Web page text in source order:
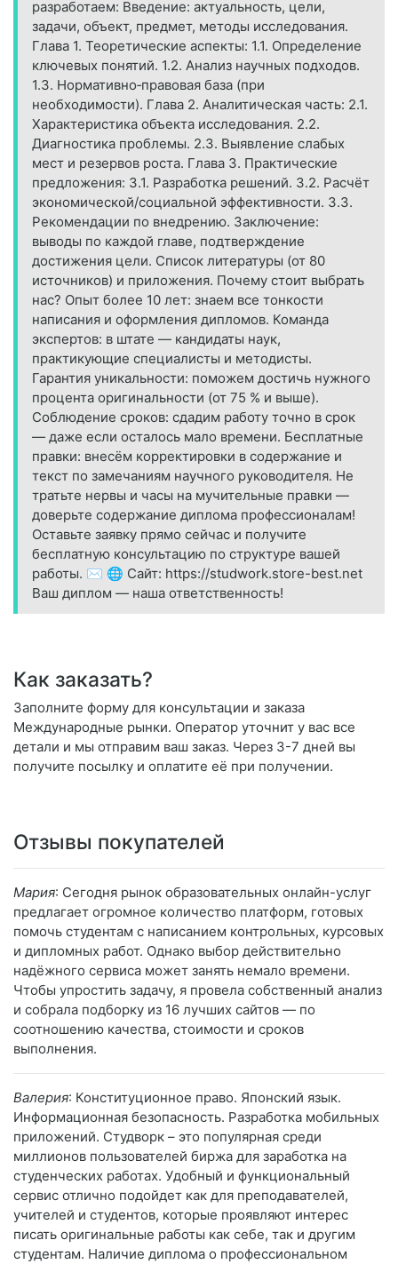
разработаем: Введение: актуальность, цели,
задачи, объект, предмет, методы исследования.
Глава 1. Теоретические аспекты: 1.1. Определение
ключевых понятий. 1.2. Анализ научных подходов.
1.3. Нормативно‑правовая база (при
необходимости). Глава 2. Аналитическая часть: 2.1.
Характеристика объекта исследования. 2.2.
Диагностика проблемы. 2.3. Выявление слабых
мест и резервов роста. Глава 3. Практические
предложения: 3.1. Разработка решений. 3.2. Расчёт
экономической/социальной эффективности. 3.3.
Рекомендации по внедрению. Заключение:
выводы по каждой главе, подтверждение
достижения цели. Список литературы (от 80
источников) и приложения. Почему стоит выбрать
нас? Опыт более 10 лет: знаем все тонкости
написания и оформления дипломов. Команда
экспертов: в штате — кандидаты наук,
практикующие специалисты и методисты.
Гарантия уникальности: поможем достичь нужного
процента оригинальности (от 75 % и выше).
Соблюдение сроков: сдадим работу точно в срок
— даже если осталось мало времени. Бесплатные
правки: внесём корректировки в содержание и
текст по замечаниям научного руководителя. Не
тратьте нервы и часы на мучительные правки —
доверьте содержание диплома профессионалам!
Оставьте заявку прямо сейчас и получите
бесплатную консультацию по структуре вашей
работы. ✉️ 🌐 Сайт: https://studwork.store-best.net
Ваш диплом — наша ответственность!
Как заказать?
Заполните форму для консультации и заказа
Международные рынки. Оператор уточнит у вас все
детали и мы отправим ваш заказ. Через 3-7 дней вы
получите посылку и оплатите её при получении.
Отзывы покупателей
Мария: Сегодня рынок образовательных онлайн-услуг
предлагает огромное количество платформ, готовых
помочь студентам с написанием контрольных, курсовых
и дипломных работ. Однако выбор действительно
надёжного сервиса может занять немало времени.
Чтобы упростить задачу, я провела собственный анализ
и собрала подборку из 16 лучших сайтов — по
соотношению качества, стоимости и сроков
выполнения.
Валерия: Конституционное право. Японский язык.
Информационная безопасность. Разработка мобильных
приложений. Студворк – это популярная среди
миллионов пользователей биржа для заработка на
студенческих работах. Удобный и функциональный
сервис отлично подойдет как для преподавателей,
учителей и студентов, которые проявляют интерес
писать оригинальные работы как себе, так и другим
студентам. Наличие диплома о профессиональном